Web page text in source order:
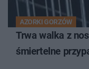
AZORKI GORZÓW
Trwa walka z
śmiertelne